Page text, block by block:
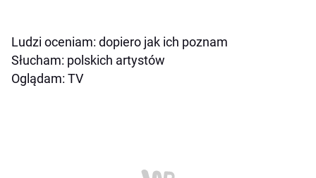
Ludzi oceniam: dopiero jak ich poznam
Słucham: polskich artystów
Oglądam: TV